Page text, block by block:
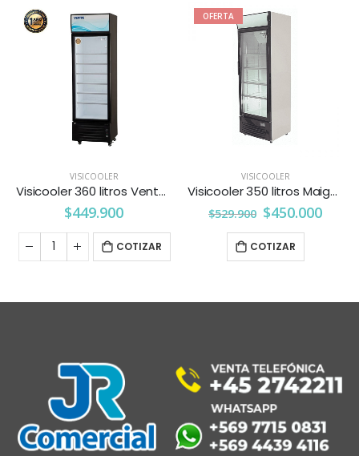
VISICOOLER
Visicooler 360 litros Ventus
$449.900
COTIZAR
OFERTA
VISICOOLER
Visicooler 350 litros Maigas
$529.900 $450.000
COTIZAR